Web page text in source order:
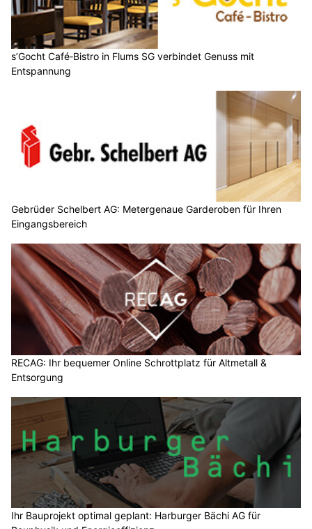
s’Gocht Café‑Bistro in Flums SG verbindet Genuss mit
Entspannung
Gebrüder Schelbert AG: Metergenaue Garderoben für Ihren
Eingangsbereich
RECAG: Ihr bequemer Online Schrottplatz für Altmetall &
Entsorgung
Ihr Bauprojekt optimal geplant: Harburger Bächi AG für